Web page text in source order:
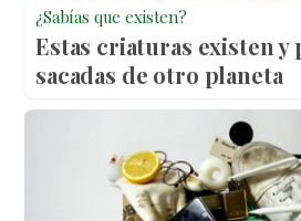
¿Sabías que existen?
Estas criaturas existen y
sacadas de otro planeta